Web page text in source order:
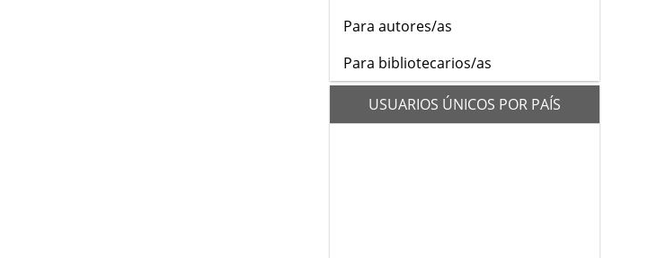
Para autores/as
Para bibliotecarios/as
flagsUSUARIOS ÚNICOS POR PAÍS